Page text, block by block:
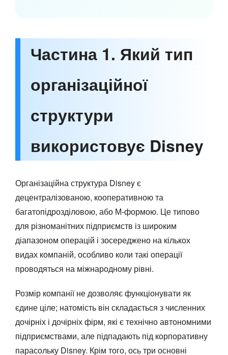
Частина 1. Який тип
організаційної
структури
використовує Disney
Організаційна структура Disney є
децентралізованою, кооперативною та
багатопідрозділовою, або М-формою. Це типово
для різноманітних підприємств із широким
діапазоном операцій і зосереджено на кількох
видах компаній, особливо коли такі операції
проводяться на міжнародному рівні.
Розмір компанії не дозволяє функціонувати як
єдине ціле; натомість він складається з численних
дочірніх і дочірніх фірм, які є технічно автономними
підприємствами, але підпадають під корпоративну
парасольку Disney. Крім того, ось три основні